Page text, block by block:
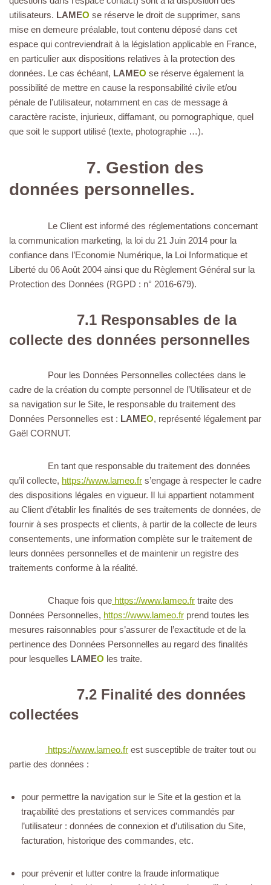
utilisateurs. LAMEO se réserve le droit de supprimer, sans
mise en demeure préalable, tout contenu déposé dans cet
espace qui contreviendrait à la législation applicable en France,
en particulier aux dispositions relatives à la protection des
données. Le cas échéant, LAMEO se réserve également la
possibilité de mettre en cause la responsabilité civile et/ou
pénale de l’utilisateur, notamment en cas de message à
caractère raciste, injurieux, diffamant, ou pornographique, quel
que soit le support utilisé (texte, photographie …).
7. Gestion des
données personnelles.
Le Client est informé des réglementations concernant
la communication marketing, la loi du 21 Juin 2014 pour la
confiance dans l’Economie Numérique, la Loi Informatique et
Liberté du 06 Août 2004 ainsi que du Règlement Général sur la
Protection des Données (RGPD : n° 2016-679).
7.1 Responsables de la
collecte des données personnelles
Pour les Données Personnelles collectées dans le
cadre de la création du compte personnel de l’Utilisateur et de
sa navigation sur le Site, le responsable du traitement des
Données Personnelles est : LAMEO, représenté légalement par
Gaël CORNUT.
En tant que responsable du traitement des données
qu’il collecte, https://www.lameo.fr s’engage à respecter le cadre
des dispositions légales en vigueur. Il lui appartient notamment
au Client d’établir les finalités de ses traitements de données, de
fournir à ses prospects et clients, à partir de la collecte de leurs
consentements, une information complète sur le traitement de
leurs données personnelles et de maintenir un registre des
traitements conforme à la réalité.
Chaque fois que https://www.lameo.fr traite des
Données Personnelles, https://www.lameo.fr prend toutes les
mesures raisonnables pour s’assurer de l’exactitude et de la
pertinence des Données Personnelles au regard des finalités
pour lesquelles LAMEO les traite.
7.2 Finalité des données
collectées
https://www.lameo.fr est susceptible de traiter tout ou
partie des données :
pour permettre la navigation sur le Site et la gestion et la
traçabilité des prestations et services commandés par
l’utilisateur : données de connexion et d’utilisation du Site,
facturation, historique des commandes, etc.
pour prévenir et lutter contre la fraude informatique